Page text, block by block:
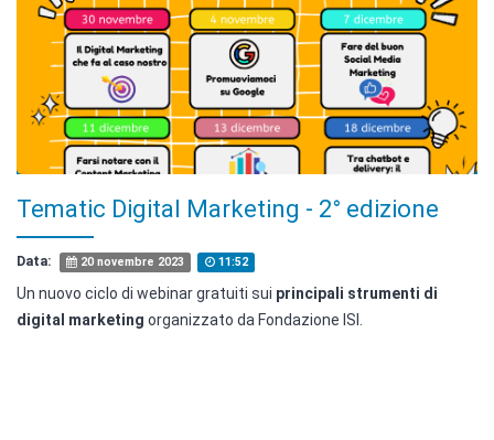
Tematic Digital Marketing - 2° edizione
Data: 20 novembre 2023 11:52
Un nuovo ciclo di webinar gratuiti sui principali strumenti di
digital marketing organizzato da Fondazione ISI.